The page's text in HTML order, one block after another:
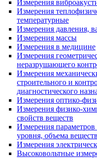
Измерения
Измерения
температурные
Измерения давления,
Измерения массы
Измерения в медицине
Измерения
неразрушающего
Измерения
строительного и
диагностического
Измерения оптико-
Измерения физико-
свойств веществ
Измерения параметров
уровня, объема веществ
Измерения
Высоковольтные